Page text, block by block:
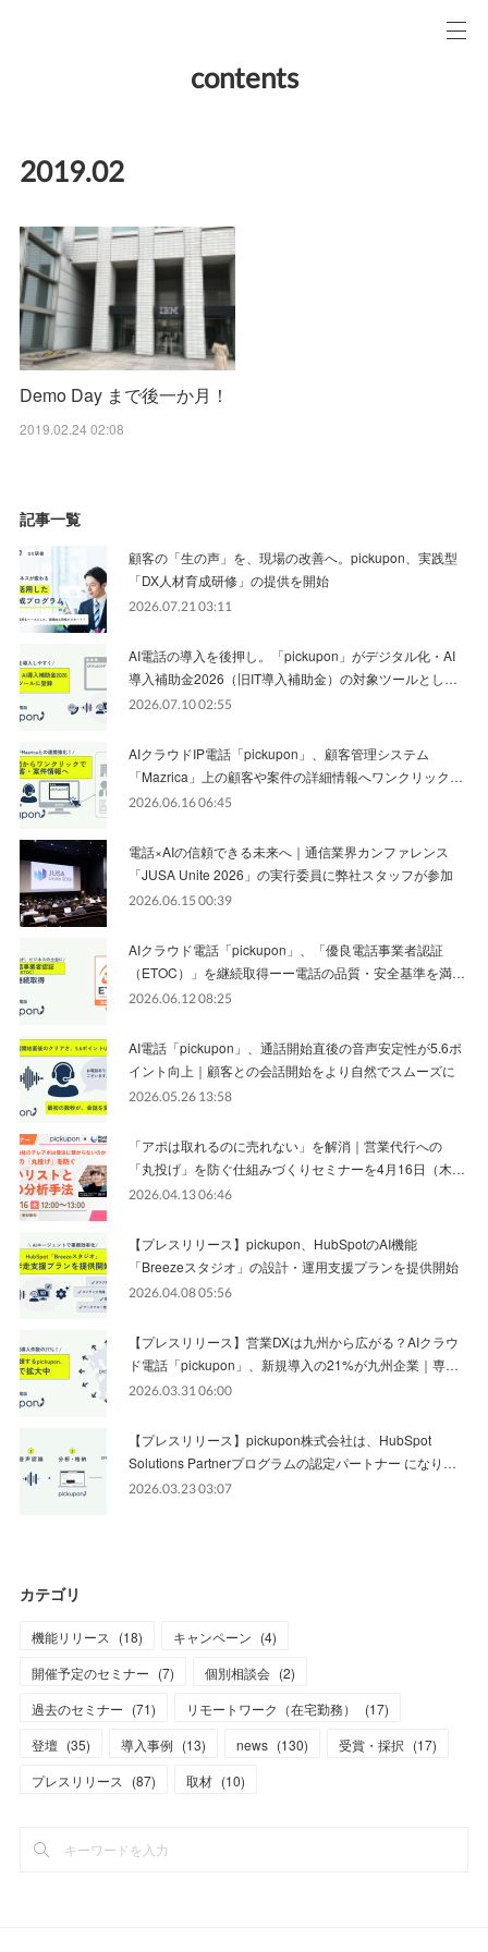
contents
2019.02
Demo Day まで後一か月！
2019.02.24 02:08
記事一覧
顧客の「生の声」を、現場の改善へ。pickupon、実践型
「DX人材育成研修」の提供を開始
2026.07.21 03:11
AI電話の導入を後押し。「pickupon」がデジタル化・AI
導入補助金2026（旧IT導入補助金）の対象ツールとし…
2026.07.10 02:55
AIクラウドIP電話「pickupon」、顧客管理システム
「Mazrica」上の顧客や案件の詳細情報へワンクリック…
2026.06.16 06:45
電話×AIの信頼できる未来へ｜通信業界カンファレンス
「JUSA Unite 2026」の実行委員に弊社スタッフが参加
2026.06.15 00:39
AIクラウド電話「pickupon」、「優良電話事業者認証
（ETOC）」を継続取得ーー電話の品質・安全基準を満…
2026.06.12 08:25
AI電話「pickupon」、通話開始直後の音声安定性が5.6ポ
イント向上｜顧客との会話開始をより自然でスムーズに
2026.05.26 13:58
「アポは取れるのに売れない」を解消｜営業代行への
「丸投げ」を防ぐ仕組みづくりセミナーを4月16日（木…
2026.04.13 06:46
【プレスリリース】pickupon、HubSpotのAI機能
「Breezeスタジオ」の設計・運用支援プランを提供開始
2026.04.08 05:56
【プレスリリース】営業DXは九州から広がる？AIクラウ
ド電話「pickupon」、新規導入の21%が九州企業｜専…
2026.03.31 06:00
【プレスリリース】pickupon株式会社は、HubSpot
Solutions Partnerプログラムの認定パートナー になり…
2026.03.23 03:07
カテゴリ
機能リリース (18) キャンペーン (4)
開催予定のセミナー (7) 個別相談会 (2)
過去のセミナー (71) リモートワーク（在宅勤務） (17)
登壇 (35) 導入事例 (13) news (130) 受賞・採択 (17)
プレスリリース
(87) 取材 (10)